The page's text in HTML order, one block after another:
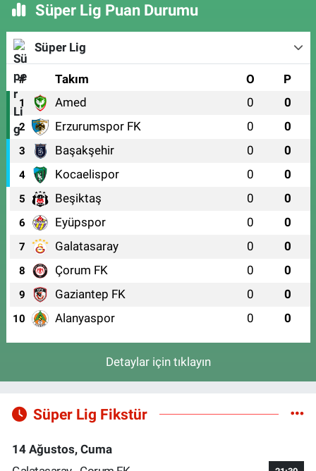
Süper Lig Puan Durumu
Süper Lig
# Takım O P
1 Amed 0 0
2 Erzurumspor FK 0 0
3 Başakşehir 0 0
4 Kocaelispor 0 0
5 Beşiktaş 0 0
6 Eyüpspor 0 0
7 Galatasaray 0 0
8 Çorum FK 0 0
9 Gaziantep FK 0 0
10 Alanyaspor 0 0
Detaylar için tıklayın
Süper Lig Fikstür
14 Ağustos, Cuma